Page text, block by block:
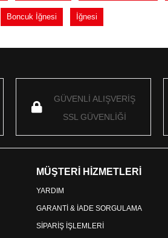
Boncuk İğnesi İğnesi
GÜVENLİ ALIŞVERİŞ
SSL GÜVENLİĞİ
MÜŞTERİ HİZMETLERİ
YARDIM
GARANTİ & İADE SORGULAMA
SİPARİŞ İŞLEMLERİ